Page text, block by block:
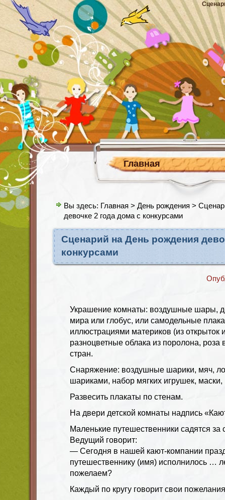
Главная
Вы здесь: Главная > День рождения >
девочке 2 года дома с конкурсами
Сценарий на День рождения
конкурсами
Украшение комнаты: воздушные шары,
мира или глобус, или самодельные
иллюстрациями материков (из открыток
разноцветные облака из поролона,
стран.
Снаряжение: воздушные шарики, мяч,
шариками, набор мягких игрушек,
Развесить плакаты по стенам.
На двери детской комнаты надпись
Маленькие путешественники садятся за
Ведущий говорит:
— Сегодня в нашей кают-компании
путешественнику (имя) исполнилось …
пожелаем?
Каждый по кругу говорит свои